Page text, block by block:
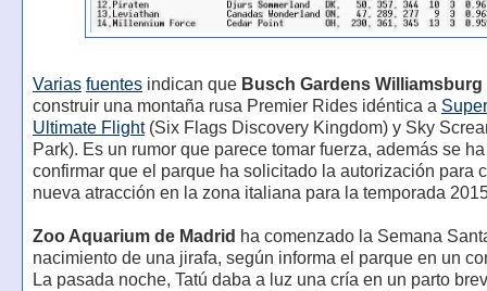
Varias fuentesindican que Busch Gardens Williamsburg
construir una montaña rusa Premier Rides idéntica a
Ultimate Flight(Six Flags Discovery Kingdom) y Sky
Park). Es un rumor que parece tomar fuerza, además se
confirmar que el parque ha solicitado la autorización para
nueva atracción en la zona italiana para la temporada
Zoo Aquarium de Madrid ha comenzado la Semana
nacimiento de una jirafa, según informa el parque en un
La pasada noche, Tatú daba a luz una cría en un parto